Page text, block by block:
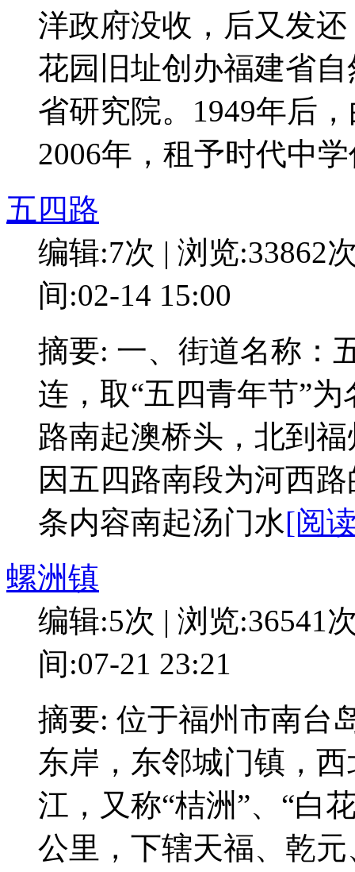
洋政府没收，后又发
花园旧址创办福建省
省研究院。1949年后
2006年，租予时代中
五四路
编辑:7次 | 浏览:33862
间:02-14 15:00
摘要: 一、街道名称
连，取“五四青年节”
路南起澳桥头，北
因五四路南段为河西
条内容南起汤门水[阅
螺洲镇
编辑:5次 | 浏览:36541
间:07-21 23:21
摘要: 位于福州市南台
东岸，东邻城门镇，
江，又称“桔洲”、“白
公里，下辖天福、乾